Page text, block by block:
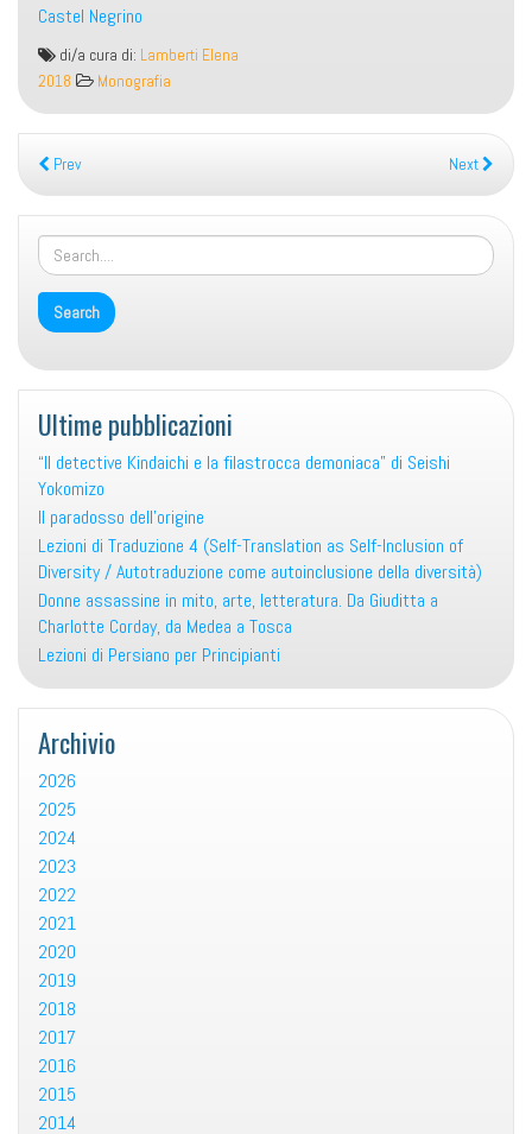
Castel Negrino
Leonard
Cohen
Come
un
su
fili
di
parole
di/a cura di: Lamberti Elena
2018
Monografia
Prev Next
Ultime pubblicazioni
“Il detective Kindaichi e la filastrocca demoniaca” di Seishi
Yokomizo
Il paradosso dell’origine
Lezioni di Traduzione 4 (Self-Translation as Self-Inclusion of
Diversity / Autotraduzione come autoinclusione della diversità)
Donne assassine in mito, arte, letteratura. Da Giuditta a
Charlotte Corday, da Medea a Tosca
Lezioni di Persiano per Principianti
Archivio
2026
2025
2024
2023
2022
2021
2020
2019
2018
2017
2016
2015
2014